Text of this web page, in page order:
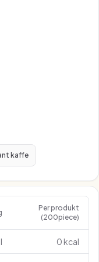
kaffe
Per produkt
(200piece)
0 kcal